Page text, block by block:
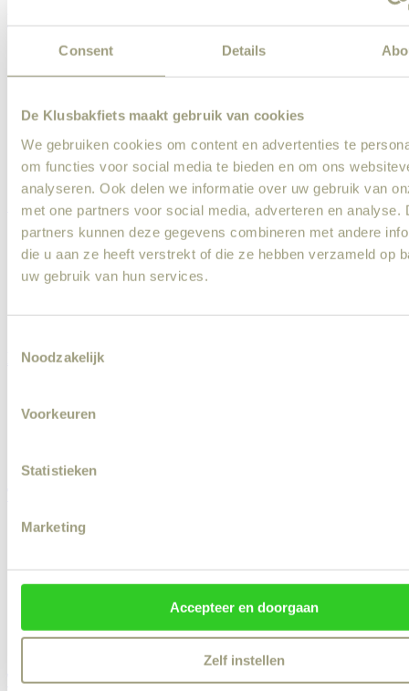
Consent Details
De Klusbakfiets maakt gebruik van cookies
We gebruiken cookies om content en advertenties te
om functies voor social media te bieden en om ons
analyseren. Ook delen we informatie over uw gebruik van
met one partners voor social media, adverteren en analyse.
partners kunnen deze gegevens combineren met andere
die u aan ze heeft verstrekt of die ze hebben verzameld op
uw gebruik van hun services.
Selection
Noodzakelijk
Voorkeuren
Statistieken
Marketing
Accepteer en doorgaan
Zelf instellen
Wand plaatsen
Vloer leggen
Verlichting installeren
Kitwerk
Meubel montage
Lamp laten ophangen
Schilder
Muren schilderen
Deuren en kozijnen schilderen
Buiten schilderwerk
Loodgieter
Badkamer renovatie
Snoeiwerk
Tuin opruimen / afval afvoeren
Timmerman